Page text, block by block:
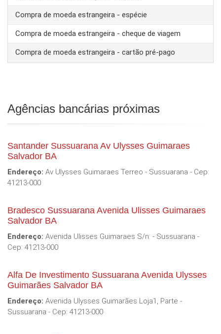
Compra de moeda estrangeira - espécie
Compra de moeda estrangeira - cheque de viagem
Compra de moeda estrangeira - cartão pré-pago
Agências bancárias próximas
Santander Sussuarana Av Ulysses Guimaraes
Salvador BA
Endereço: Av Ulysses Guimaraes Terreo - Sussuarana - Cep:
41213-000
Bradesco Sussuarana Avenida Ulisses Guimaraes
Salvador BA
Endereço: Avenida Ulisses Guimaraes S/n. - Sussuarana -
Cep: 41213-000
Alfa De Investimento Sussuarana Avenida Ulysses
Guimarães Salvador BA
Endereço: Avenida Ulysses Guimarães Loja1, Parte -
Sussuarana - Cep: 41213-000